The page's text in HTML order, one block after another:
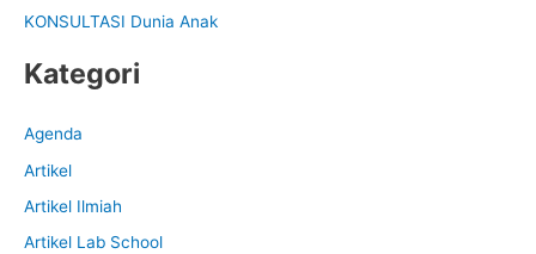
:KONSULTASI Dunia Anak
Kategori
Agenda
Artikel
Artikel Ilmiah
Artikel Lab School